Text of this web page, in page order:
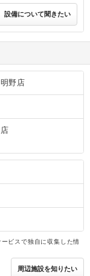
設備について聞きたい
野店
ビスで独自に収集した情
周辺施設を知りたい